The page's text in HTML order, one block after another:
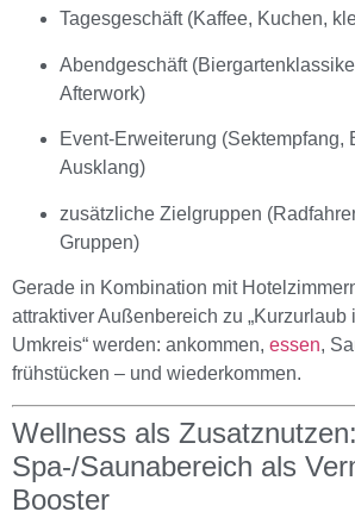
Tagesgeschäft (Kaffee, Kuchen,
Abendgeschäft
Afterwork)
Event-Erweiterung (Sektempfang,
Ausklang)
zusätzliche Zielgruppen
Gruppen)
Gerade in Kombination mit
attraktiver Außenbereich zu „Kurzurlaub
Umkreis“ werden: ankommen, essen,
frühstücken – und wiederkommen.
Wellness als Zusatznutzen:
Spa-/Saunabereich als
Booster